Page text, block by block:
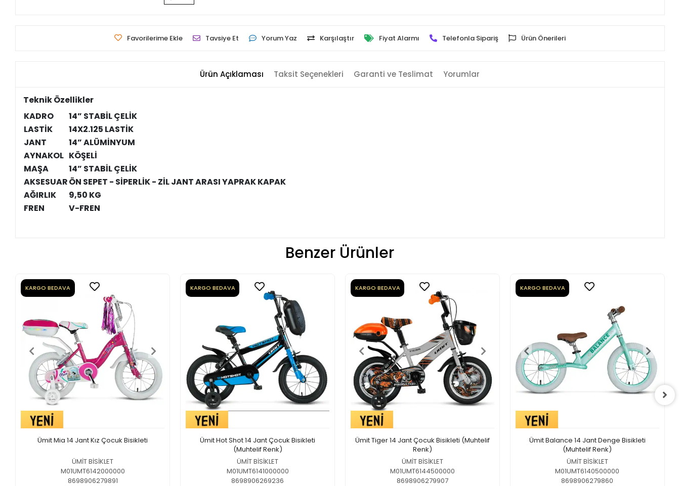
Favorilerime Ekle Tavsiye Et Yorum Yaz Karşılaştır Fiyat Alarmı Telefonla Sipariş Ürün Önerileri
Ürün Açıklaması Taksit Seçenekleri Garanti ve Teslimat Yorumlar
Teknik Özellikler
KADRO
14” STABİL ÇELİK
LASTİK
14X2.125 LASTİK
JANT
14” ALÜMİNYUM
AYNAKOL KÖŞELİ
MAŞA
14” STABİL ÇELİK
AKSESUARÖN SEPET - SİPERLİK - ZİL JANT ARASI YAPRAK KAPAK
AĞIRLIK
9,50 KG
FREN
V-FREN
Benzer Ürünler
KARGO BEDAVA
Ümit Mia 14 Jant Kız Çocuk Bisikleti
ÜMİT BİSİKLET
M01UMT6142000000
8698906279891
KARGO BEDAVA
Ümit Hot Shot 14 Jant Çocuk Bisikleti
(Muhtelif Renk)
ÜMİT BİSİKLET
M01UMT6141000000
8698906269236
KARGO BEDAVA
Ümit Tiger 14 Jant Çocuk Bisikleti (Muhtelif
Renk)
ÜMİT BİSİKLET
M01UMT6144500000
8698906279907
KARGO BEDAVA
Ümit Balance 14 Jant Denge Bisikleti
(Muhtelif Renk)
ÜMİT BİSİKLET
M01UMT6140500000
8698906279860